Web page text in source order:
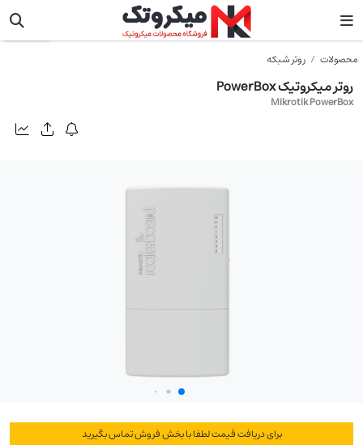
محصولات روتر شبکه
روتر میکروتیک PowerBox
Mikrotik PowerBox
میکروتیک
برای دریافت قیمت لطفا با بخش فروش تماس بگیرید